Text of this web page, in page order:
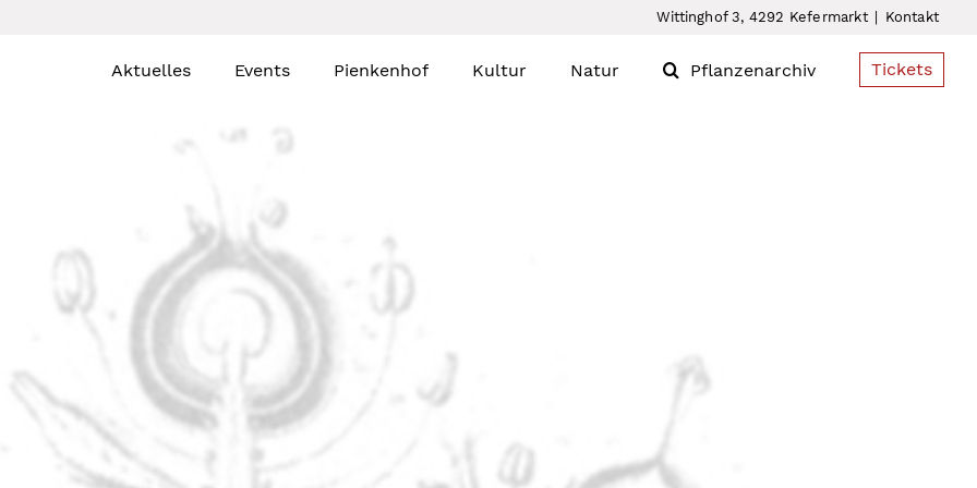
Wittinghof 3, 4292 Kefermarkt Kontakt
Aktuelles Events Pienkenhof Kultur Natur Pflanzenarchiv Tickets